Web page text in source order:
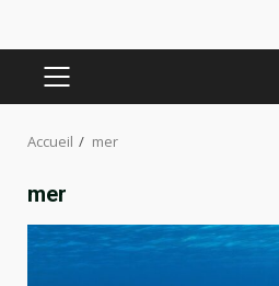
MENU
Accueil mer
mer